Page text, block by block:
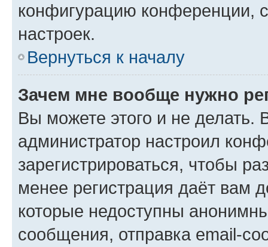
конфигурацию конференции,
настроек.
Вернуться к началу
Зачем мне вообще нужно
Вы можете этого и не делать.
администратор настроил
зарегистрироваться, чтобы
менее регистрация даёт вам
которые недоступны
сообщения, отправка email-